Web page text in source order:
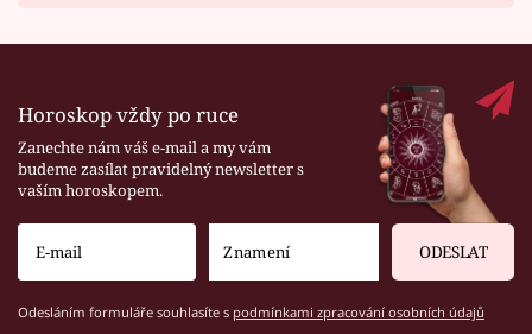
Horoskop vždy po ruce
Zanechte nám váš e-mail a my vám
budeme zasílat pravidelný newsletter s
vaším horoskopem.
ODESLAT
Odesláním formuláře souhlasíte s podmínkami zpracování osobních údajů